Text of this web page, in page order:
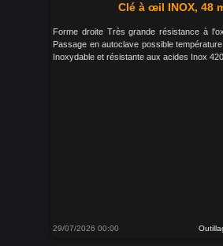
Clé à œil INOX, 48
Forme droite Très grande résistance à
Passage en autoclave possible
Inoxydable et résistante aux acides Inox
29/07/2026 00:00